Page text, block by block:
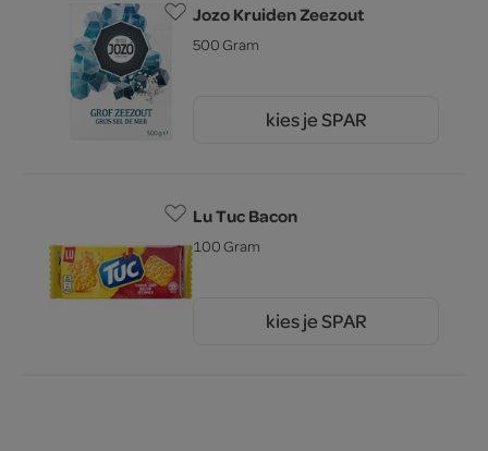
Jozo Kruiden Zeezout
500 Gram
kies je SPAR
Lu Tuc Bacon
100 Gram
kies je SPAR